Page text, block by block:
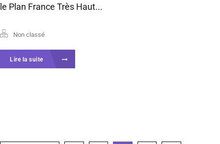
le Plan France Très Haut...
Non classé
Lire la suite